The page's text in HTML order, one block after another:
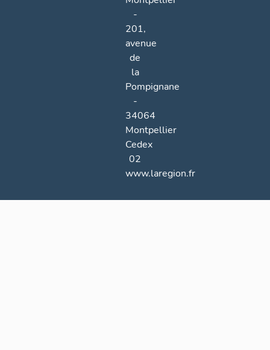
-
201,
avenue
de
la
Pompignane
-
34064
Montpellier
Cedex
02
www.laregion.fr